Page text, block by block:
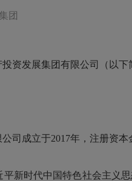
团
资发展集团有限公司（以下
成立于2017年，注册资本
时代中国特色社会主义思